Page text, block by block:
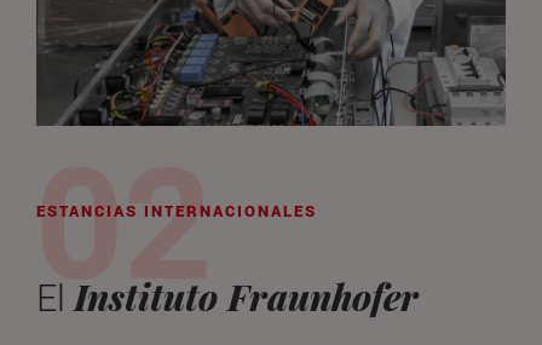
ESTANCIAS INTERNACIONALES
El Instituto Fraunhofer